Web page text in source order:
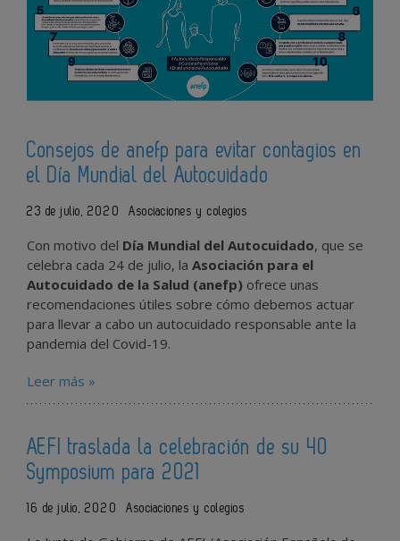
Consejos de anefp para evitar contagios en
el Día Mundial del Autocuidado
23 de julio, 2020 Asociaciones y colegios
Con motivo del Día Mundial del Autocuidado, que se
celebra cada 24 de julio, la Asociación para el
Autocuidado de la Salud (anefp) ofrece unas
recomendaciones útiles sobre cómo debemos actuar
para llevar a cabo un autocuidado responsable ante la
pandemia del Covid-19.
Leer más »
AEFI traslada la celebración de su 40
Symposium para 2021
16 de julio, 2020 Asociaciones y colegios